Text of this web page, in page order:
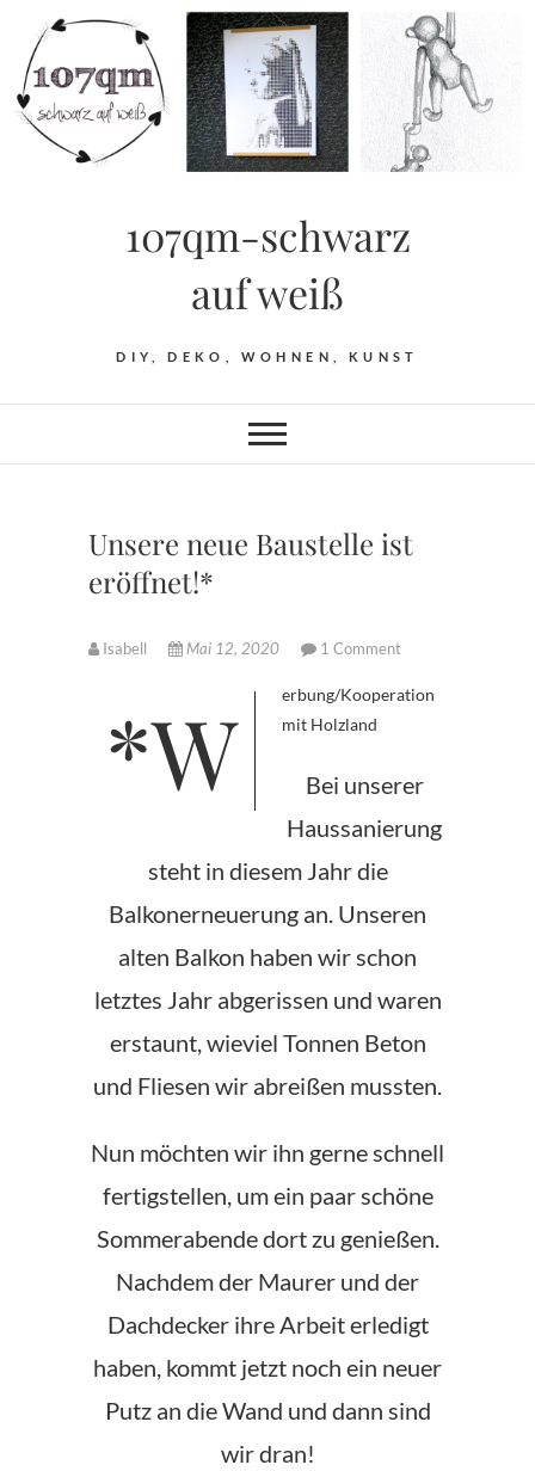
content
107qm-schwarz
auf weiß
DIY, DEKO, WOHNEN, KUNST
Unsere neue Baustelle ist
eröffnet!*
Isabell Mai 12, 2020 1 Comment
*Werbung/Kooperation mit Holzland
Bei unserer
Haussanierung
steht in diesem Jahr die
Balkonerneuerung an. Unseren
alten Balkon haben wir schon
letztes Jahr abgerissen und waren
erstaunt, wieviel Tonnen Beton
und Fliesen wir abreißen mussten.
Nun möchten wir ihn gerne schnell
fertigstellen, um ein paar schöne
Sommerabende dort zu genießen.
Nachdem der Maurer und der
Dachdecker ihre Arbeit erledigt
haben, kommt jetzt noch ein neuer
Putz an die Wand und dann sind
wir dran!